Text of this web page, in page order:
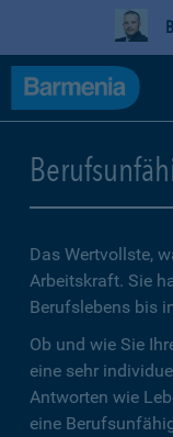
Das Wertvollste,
Arbeitskraft. Sie
Berufslebens bis
Ob und wie Sie
eine sehr
Antworten wie
eine